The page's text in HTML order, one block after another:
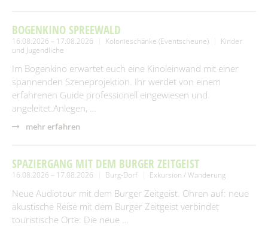
BOGENKINO SPREEWALD
16.08.2026 – 17.08.2026 Kolonieschänke (Eventscheune)
Kinder
und Jugendliche
Im Bogenkino erwartet euch eine Kinoleinwand mit einer
spannenden Szeneprojektion. Ihr werdet von einem
erfahrenen Guide professionell eingewiesen und
angeleitet.Anlegen, …
mehr erfahren
SPAZIERGANG MIT DEM BURGER ZEITGEIST
16.08.2026 – 17.08.2026 Burg-Dorf Exkursion / Wanderung
Neue Audiotour mit dem Burger Zeitgeist. Ohren auf: neue
akustische Reise mit dem Burger Zeitgeist verbindet
touristische Orte: Die neue …